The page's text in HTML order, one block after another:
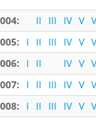
II III IV V
I II III IV V
I II IV V
I II III IV V
I II III IV V